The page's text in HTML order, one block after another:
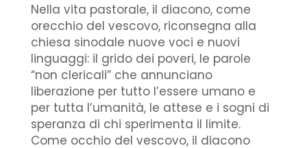
Nella vita pastorale, il diacono, come
orecchio del vescovo, riconsegna alla
chiesa sinodale nuove voci e nuovi
linguaggi: il grido dei poveri, le parole
“non clericali” che annunciano
liberazione per tutto l’essere umano e
per tutta l’umanità, le attese e i sogni di
speranza di chi sperimenta il limite.
Come occhio del vescovo, il diacono